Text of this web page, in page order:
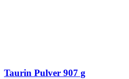
Taurin Pulver 907 g